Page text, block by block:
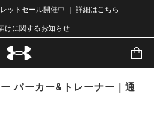
ットセール開催中 ｜ 詳細はこちら
けに関するお知らせ
パーカー&トレーナー｜通